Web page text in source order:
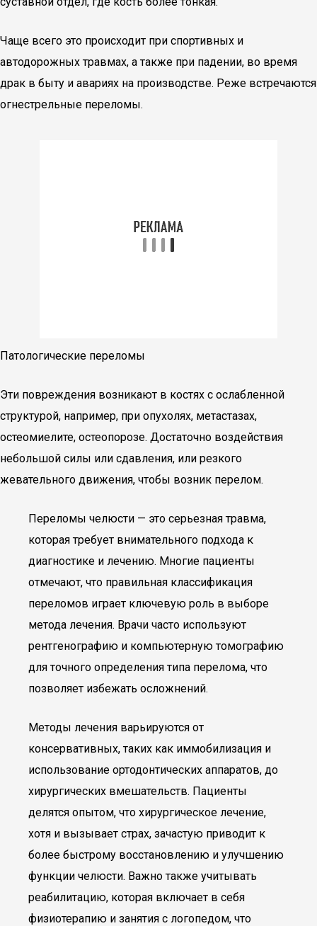
Чаще всего это происходит при спортивных и
автодорожных травмах, а также при падении, во время
драк в быту и авариях на производстве. Реже встречаются
огнестрельные переломы.
Патологические переломы
Эти повреждения возникают в костях с ослабленной
структурой, например, при опухолях, метастазах,
остеомиелите, остеопорозе. Достаточно воздействия
небольшой силы или сдавления, или резкого
жевательного движения, чтобы возник перелом.
Переломы челюсти — это серьезная травма,
которая требует внимательного подхода к
диагностике и лечению. Многие пациенты
отмечают, что правильная классификация
переломов играет ключевую роль в выборе
метода лечения. Врачи часто используют
рентгенографию и компьютерную томографию
для точного определения типа перелома, что
позволяет избежать осложнений.
Методы лечения варьируются от
консервативных, таких как иммобилизация и
использование ортодонтических аппаратов, до
хирургических вмешательств. Пациенты
делятся опытом, что хирургическое лечение,
хотя и вызывает страх, зачастую приводит к
более быстрому восстановлению и улучшению
функции челюсти. Важно также учитывать
реабилитацию, которая включает в себя
физиотерапию и занятия с логопедом, что